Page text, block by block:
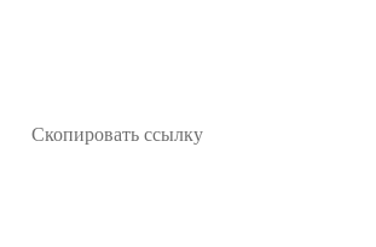
Скопировать ссылку